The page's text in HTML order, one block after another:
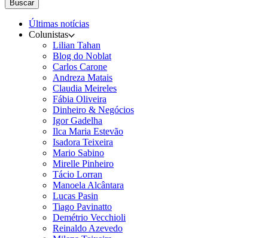
Buscar
Últimas notícias
Colunistas
Lilian Tahan
Blog do Noblat
Carlos Carone
Andreza Matais
Claudia Meireles
Fábia Oliveira
Dinheiro & Negócios
Igor Gadelha
Ilca Maria Estevão
Isadora Teixeira
Mario Sabino
Mirelle Pinheiro
Tácio Lorran
Manoela Alcântara
Lucas Pasin
Tiago Pavinatto
Demétrio Vecchioli
Reinaldo Azevedo